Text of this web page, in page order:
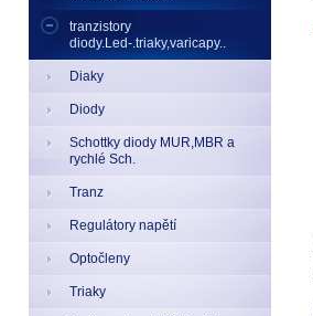
tranzistory
diody.Led-.triaky,varicapy..
Diaky
Diody
Schottky diody MUR,MBR a
rychlé Sch.
Tranz
Regulátory napětí
Optočleny
Triaky